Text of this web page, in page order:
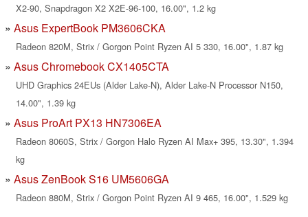
X2-90, Snapdragon X2 X2E-96-100, 16.00", 1.2 kg
Asus ExpertBook PM3606CKA
Radeon 820M, Strix / Gorgon Point Ryzen AI 5 330, 16.00", 1.87 kg
Asus Chromebook CX1405CTA
UHD Graphics 24EUs (Alder Lake-N), Alder Lake-N Processor N150,
14.00", 1.39 kg
Asus ProArt PX13 HN7306EA
Radeon 8060S, Strix / Gorgon Halo Ryzen AI Max+ 395, 13.30", 1.394
kg
Asus ZenBook S16 UM5606GA
Radeon 880M, Strix / Gorgon Point Ryzen AI 9 465, 16.00", 1.529 kg